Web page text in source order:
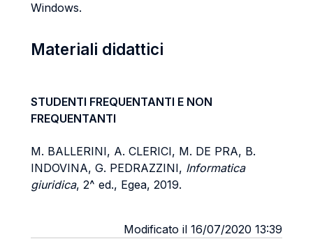
Windows.
Materiali didattici
STUDENTI FREQUENTANTI E NON
FREQUENTANTI
M. BALLERINI, A. CLERICI, M. DE PRA, B.
INDOVINA, G. PEDRAZZINI, Informatica
giuridica, 2^ ed., Egea, 2019.
Modificato il 16/07/2020 13:39